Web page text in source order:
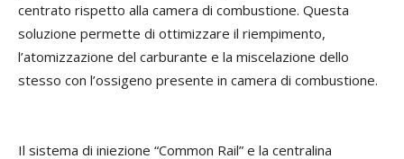
centrato rispetto alla camera di combustione. Questa
soluzione permette di ottimizzare il riempimento,
l’atomizzazione del carburante e la miscelazione dello
stesso con l’ossigeno presente in camera di combustione.
Il sistema di iniezione “Common Rail” e la centralina